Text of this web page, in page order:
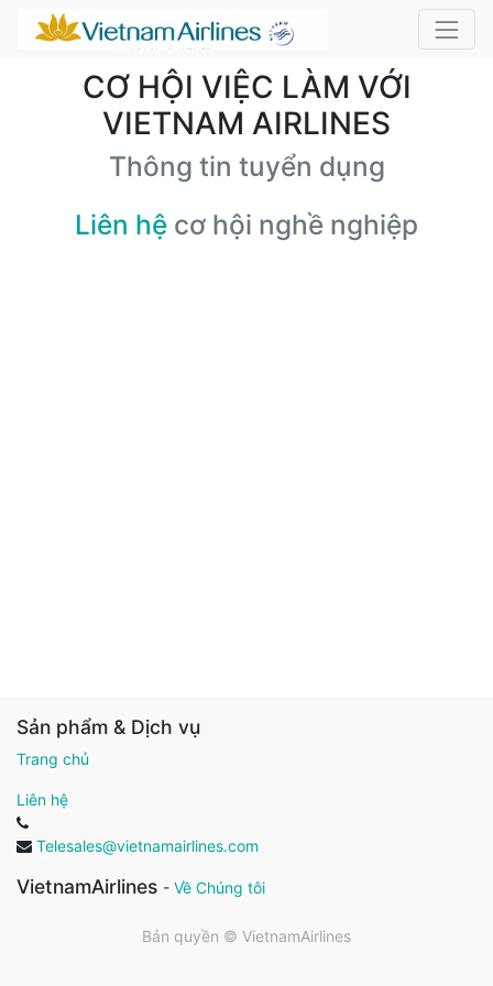
CƠ HỘI VIỆC LÀM VỚI
VIETNAM AIRLINES
Thông tin tuyển dụng
Liên hệ cơ hội nghề nghiệp
Sản phẩm & Dịch vụ
Trang chủ
Liên hệ
Telesales@vietnamairlines.com
VietnamAirlines - Về Chúng tôi
Bản quyền © VietnamAirlines